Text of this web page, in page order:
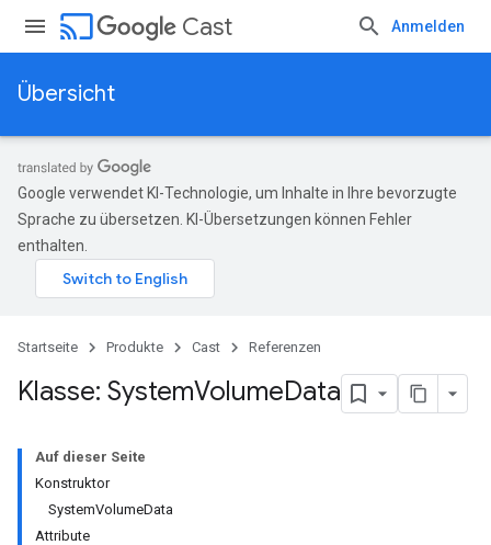
cast Cast Anmelden
Übersicht
Google verwendet KI-Technologie, um Inhalte in Ihre bevorzugte
Sprache zu übersetzen. KI-Übersetzungen können Fehler
enthalten.
Startseite Produkte Cast Referenzen
Klasse: SystemVolumeData
Auf dieser Seite
Konstruktor
SystemVolumeData
Attribute